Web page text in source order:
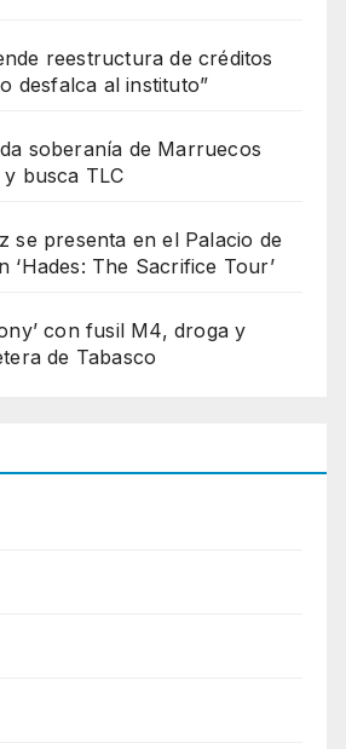
reestructura de créditos
desfalca al instituto”
soberanía de Marruecos
busca TLC
se presenta en el Palacio de
‘Hades: The Sacrifice Tour’
con fusil M4, droga y
de Tabasco